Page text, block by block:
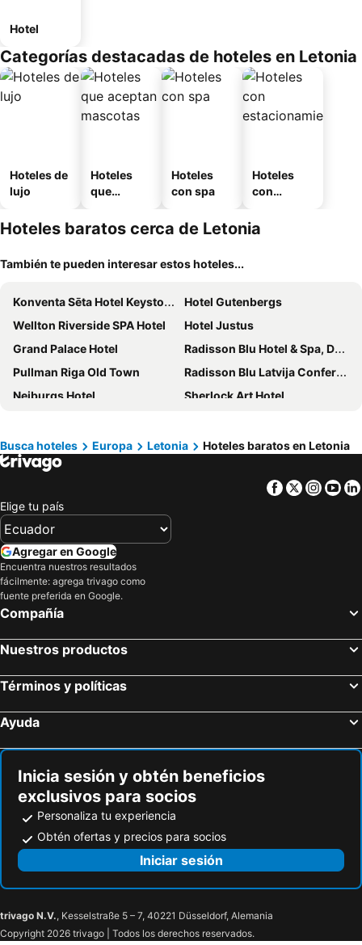
Hotel
Categorías destacadas de hoteles en Letonia
Hoteles de
lujo
Hoteles
que
mascotas
Hoteles
con spa
Hoteles
con
miento
Hoteles baratos cerca de Letonia
También te pueden interesar estos hoteles...
Konventa Sēta Hotel Keystone Collection
Hotel Gutenbergs
Wellton Riverside SPA Hotel
Hotel Justus
Grand Palace Hotel
Radisson Blu Hotel & Spa, Daugava Riga
Pullman Riga Old Town
Radisson Blu Latvija Conference & Spa Hotel, Riga
Neiburgs Hotel
Sherlock Art Hotel
Wellton Centrum Hotel & SPA
Tallink Hotel Riga
ibis Riga Centre
Old Riga Boutique Hotel Vecriga
Hotel Vantis
Boutique Hotel Light House Jurmala
Rabbit Hotel
Ola Foundation Residence
Busca hoteles Europa Letonia Hoteles baratos en Letonia
Facebook
Twitter
Elige tu país
Agregar en Google
Encuentra nuestros resultados
fácilmente: agrega trivago como
fuente preferida en Google.
Compañía
Nuestros productos
Términos y políticas
Ayuda
Inicia sesión y obtén beneficios
exclusivos para socios
Personaliza tu experiencia
Obtén ofertas y precios para socios
Iniciar sesión
trivago N.V., Kesselstraße 5 – 7, 40221 Düsseldorf, Alemania
Copyright 2026 trivago | Todos los derechos reservados.